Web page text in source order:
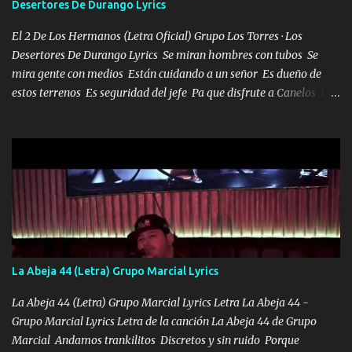
misma piedra me vuelvo a tropezar Cuando ando de enamorado
en corto me tiró a per...
Desertores De Durango Lyrics
El 2 De Los Hermanos (Letra Oficial) Grupo Los Torres · Los
Desertores De Durango Lyrics Se miran hombres con tubos Se
mira gente con medios Están cuidando a un señor Es dueño de
estos terrenos Es seguridad del jefe Pa que disfrute a Canelos Es
ni tampoco las mujeres porque es platica de grandes por eso hay
que estar alegres doy las instrucciones para atender los deberes
Música Si es que salta algún problema de confianza tengo gente
ahí está el Hombre Cuarenta y también Pariente 7 arreglan
cualquier problema no más es cuestión que ordené NOS HACE
FALTA UN HERMANO DE CLAVE ERA EL 24 SIEMPRE FUE UN
HOMBRE VALIENTE POR ALGO M'URIÓ PELEAND0 SIEMPRE
VIO POR LA FAMILIA PARA QUE SIGA EL LEGADO Es el DOS de
los HERMANOS un cerebro inteligente y com...
La Abeja 44 (Letra) Grupo Marcial Lyrics
La Abeja 44 (Letra) Grupo Marcial Lyrics Letra La Abeja 44 -
Grupo Marcial Lyrics Letra de la canción La Abeja 44 de Grupo
Marcial Andamos trankilitos Discretos y sin ruido Porque